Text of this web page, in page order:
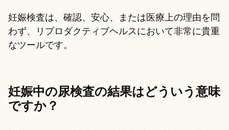
妊娠検査は、確認、安心、または医療上の理由を問
わず、リプロダクティブヘルスにおいて非常に貴重
なツールです。
妊娠中の尿検査の結果はどういう意味
ですか？